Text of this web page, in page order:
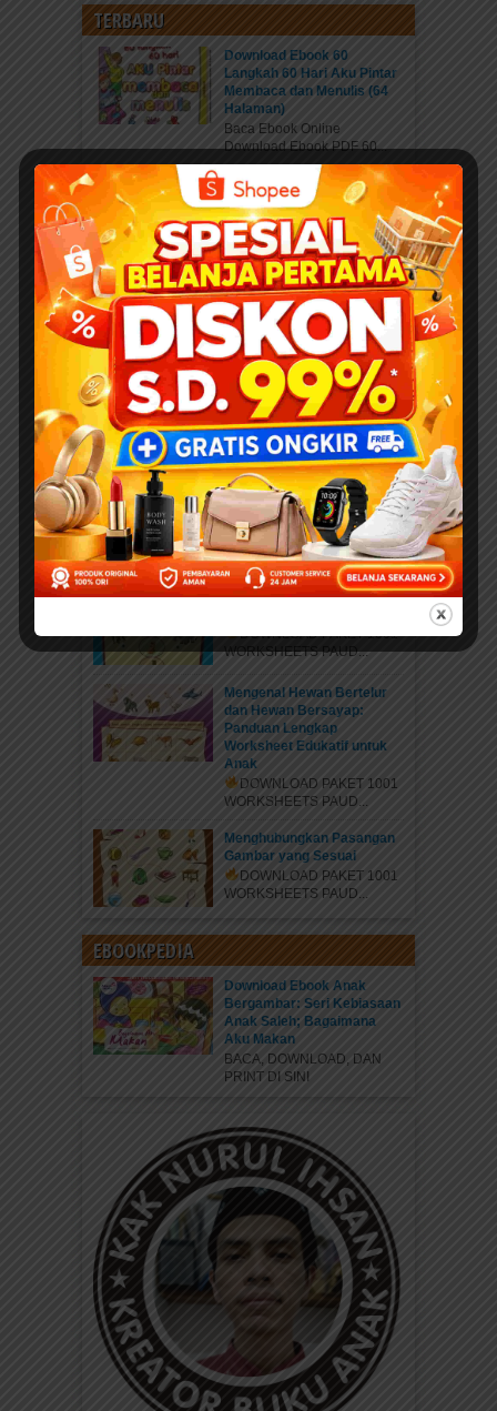
TERBARU
Download Ebook 60
Langkah 60 Hari Aku Pintar
Membaca dan Menulis (64
Halaman)
Baca Ebook Online
Download Ebook PDF 60...
Kisah Menakjubkan 25 Nabi
dan Rasul
Pahala Sedekah jariyah
ebook PDF “Kisah...
Download 400 Judul Ebook
Anak Isi 10+ Ribu Halaman
PDF Karya Kak Nurul Ihsan
DOWNLOAD EBOOK
ANAK DENGAN DONASI...
Daftar Anggota Elibrary.id
Daftar di sini Salam Sahabat
elibrary.id...
Mengenal Jenis Kaki
Binatang: Petualangan Rara
di Hutan Ajaib
DOWNLOAD PAKET 1001
WORKSHEETS PAUD...
Belajar Mengenal Jenis-
DOWNLOAD PAKET 1001
WORKSHEETS PAUD...
Mengenal Hewan Bertelur
dan Hewan Bersayap:
Panduan Lengkap
Worksheet Edukatif untuk
Anak
DOWNLOAD PAKET 1001
WORKSHEETS PAUD...
Menghubungkan Pasangan
Gambar yang Sesuai
DOWNLOAD PAKET 1001
WORKSHEETS PAUD...
EBOOKPEDIA
Download Ebook Anak
Bergambar: Seri Kebiasaan
Anak Saleh; Bagaimana
Aku Makan
BACA, DOWNLOAD, DAN
PRINT DI SINI